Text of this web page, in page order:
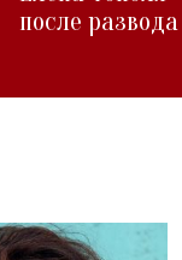
после развода